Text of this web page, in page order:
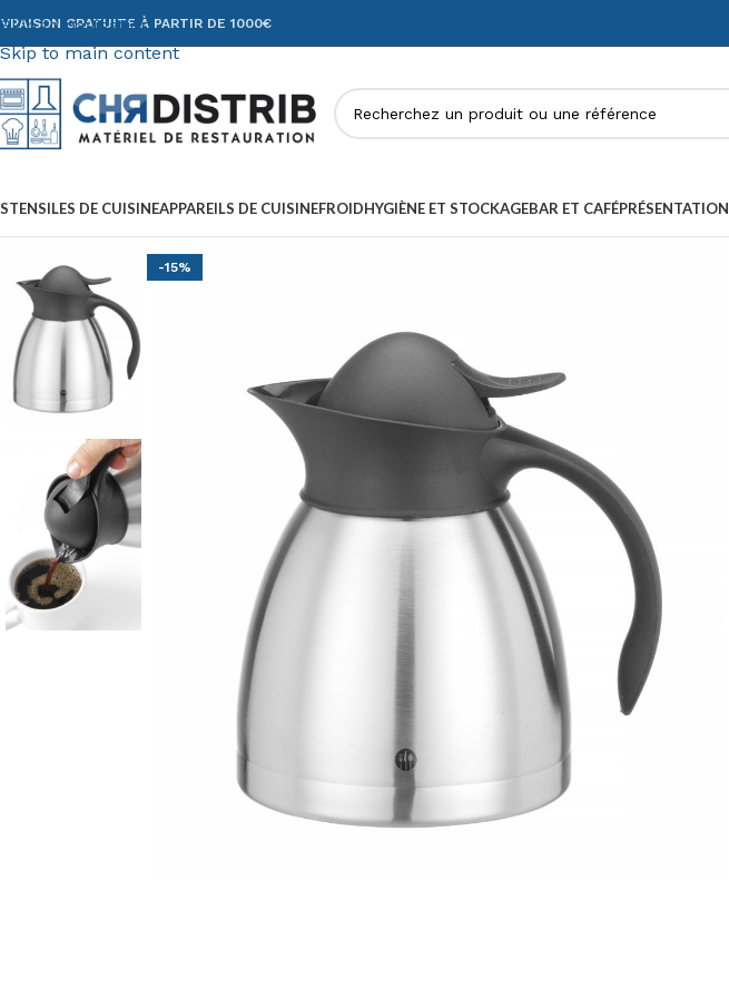
Skip to navigation
Skip to main content
GRATUITE À PARTIR DE 1000€
DE CUISINEAPPAREILS DE CUISINEFROIDHYGIÈNE ET STOCKAGEBAR ET CAFÉPRÉSENTATION
-15%